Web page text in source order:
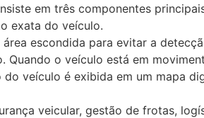
em três componentes
exata do veículo.
escondida para evitar a
o veículo está em
veículo é exibida em um mapa
veicular, gestão de frotas,